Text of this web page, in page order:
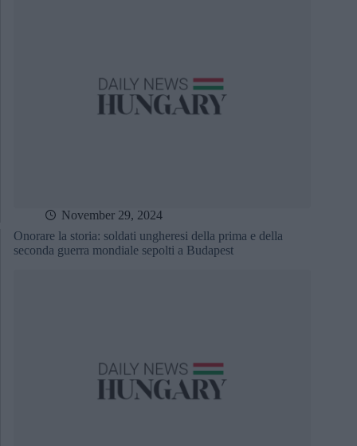
November 29, 2024
Onorare la storia: soldati ungheresi della prima e della
seconda guerra mondiale sepolti a Budapest